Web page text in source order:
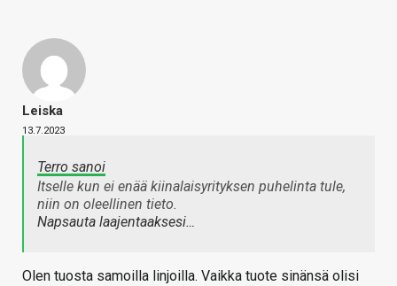
Leiska
13.7.2023
Terro sanoi
Itselle kun ei enää kiinalaisyrityksen puhelinta tule,
niin on oleellinen tieto.
Napsauta laajentaaksesi…
Olen tuosta samoilla linjoilla. Vaikka tuote sinänsä olisi